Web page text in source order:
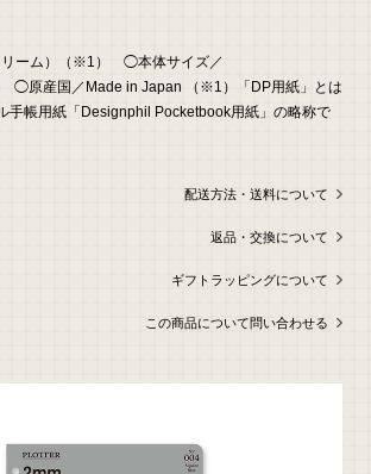
ーム）（※1） ◯本体サイズ／
◯原産国／Made in Japan （※1）「DP用紙」とは
手帳用紙「Designphil Pocketbook用紙」の略称で
配送方法・送料について
返品・交換について
ギフトラッピングについて
この商品について問い合わせる